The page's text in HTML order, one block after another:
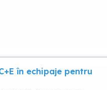
în echipaje pentru